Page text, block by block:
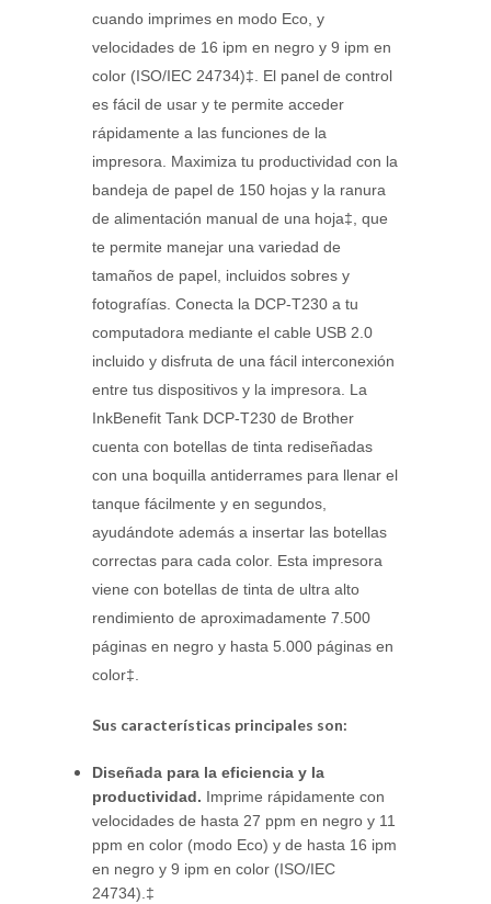
cuando imprimes en modo Eco, y
velocidades de 16 ipm en negro y 9 ipm en
color (ISO/IEC 24734)‡. El panel de control
es fácil de usar y te permite acceder
rápidamente a las funciones de la
impresora. Maximiza tu productividad con la
bandeja de papel de 150 hojas y la ranura
de alimentación manual de una hoja‡, que
te permite manejar una variedad de
tamaños de papel, incluidos sobres y
fotografías. Conecta la DCP-T230 a tu
computadora mediante el cable USB 2.0
incluido y disfruta de una fácil interconexión
entre tus dispositivos y la impresora. La
InkBenefit Tank DCP-T230 de Brother
cuenta con botellas de tinta rediseñadas
con una boquilla antiderrames para llenar el
tanque fácilmente y en segundos,
ayudándote además a insertar las botellas
correctas para cada color. Esta impresora
viene con botellas de tinta de ultra alto
rendimiento de aproximadamente 7.500
páginas en negro y hasta 5.000 páginas en
color‡.
Sus características principales son:
Diseñada para la eficiencia y la
productividad. Imprime rápidamente con
velocidades de hasta 27 ppm en negro y 11
ppm en color (modo Eco) y de hasta 16 ipm
en negro y 9 ipm en color (ISO/IEC
24734).‡